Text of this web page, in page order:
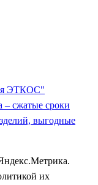
ЭТКОС"
– сжатые сроки
выгодные
их